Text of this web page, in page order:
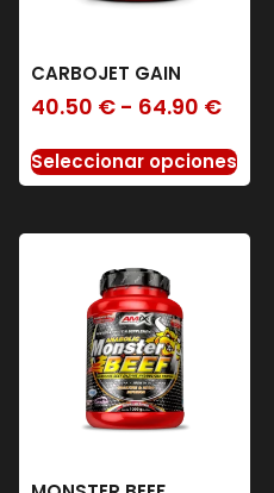
CARBOJET GAIN
40.50 € - 64.90 €
Seleccionar opciones